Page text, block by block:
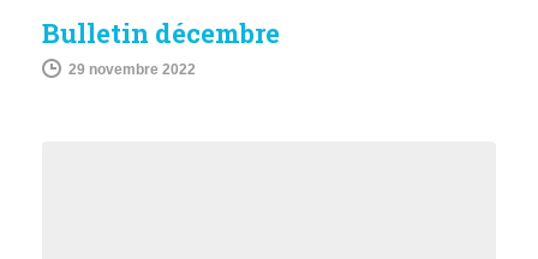
Bulletin décembre
29 novembre 2022